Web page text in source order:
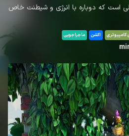
است که دوباره با انرژی و شیطنت خاص
کامپیوتری اکشن ماجراجویی